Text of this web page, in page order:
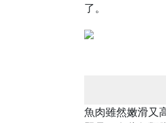
了。
魚肉雖然嫩滑又